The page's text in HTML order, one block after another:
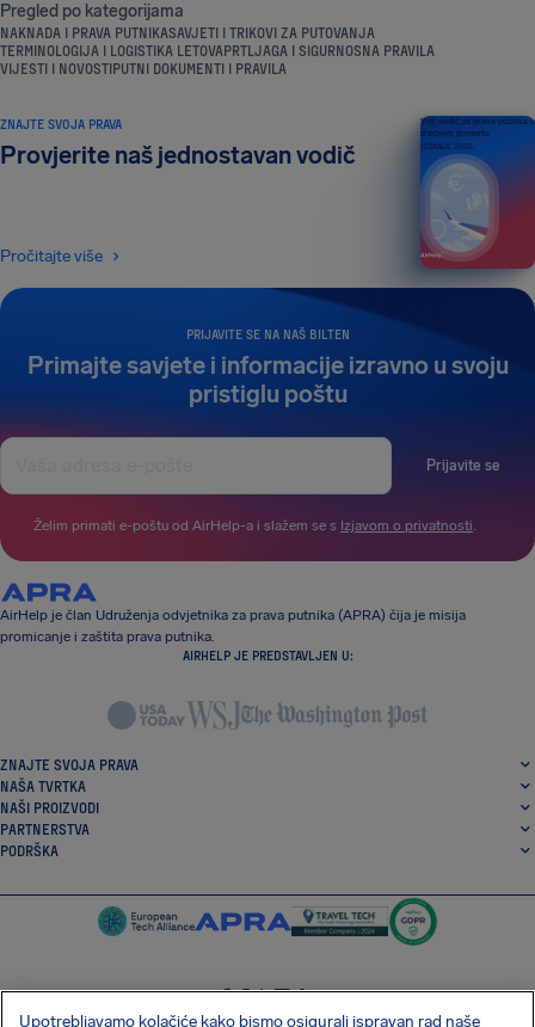
Pregled po kategorijama
NAKNADA I PRAVA PUTNIKASAVJETI I TRIKOVI ZA PUTOVANJA
TERMINOLOGIJA I LOGISTIKA LETOVAPRTLJAGA I SIGURNOSNA PRAVILA
VIJESTI I NOVOSTIPUTNI DOKUMENTI I PRAVILA
PRIJAVITE SE NA NAŠ BILTEN
Primajte savjete i informacije izravno u svoju
pristiglu poštu
Prijavite se
Želim primati e-poštu od AirHelp-a i slažem se s Izjavom o privatnosti.
ZNAJTE SVOJA PRAVA
Provjerite naš jednostavan vodič
Pročitajte više
Vaš vodič za prava putnika u
zračnom prometu
IZDANJE 2026.
AirHelp je član Udruženja odvjetnika za prava putnika (APRA) čija je misija
promicanje i zaštita prava putnika.
AIRHELP JE PREDSTAVLJEN U:
ZNAJTE SVOJA PRAVA
NAŠA TVRTKA
NAŠI PROIZVODI
PARTNERSTVA
PODRŠKA
SocialFacebook
SocialTwitter
SocialInstagram
SocialLinkedin
Upotrebljavamo kolačiće kako bismo osigurali ispravan rad naše